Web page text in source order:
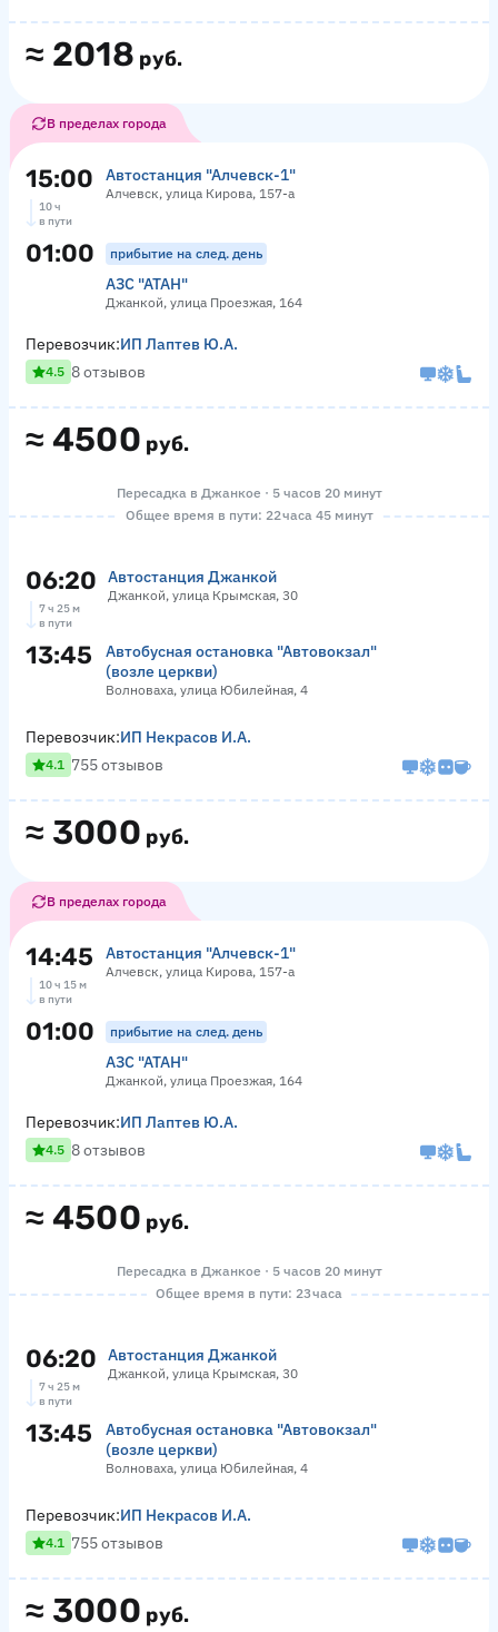
≈ 2018 руб.
В пределах города
15:00 Автостанция "Алчевск-1"
Алчевск, улица Кирова, 157-а
10 ч
в пути
01:00 прибытие на след. день
АЗС "АТАН"
Джанкой, улица Проезжая, 164
≈ 4500 руб.
Перевозчик:ИП Лаптев Ю.А.
4.5 8 отзывов
Пересадка в Джанкое · 5 часов 20 минут
Общее время в пути: 22 часа 45 минут
06:20 Автостанция Джанкой
Джанкой, улица Крымская, 30
7 ч 25 м
в пути
13:45
Автобусная остановка "Автовокзал"
(возле церкви)
Волноваха, улица Юбилейная, 4
≈ 3000 руб.
Перевозчик:ИП Некрасов И.А.
4.1 755 отзывов
В пределах города
14:45 Автостанция "Алчевск-1"
Алчевск, улица Кирова, 157-а
10 ч 15 м
в пути
01:00 прибытие на след. день
АЗС "АТАН"
Джанкой, улица Проезжая, 164
≈ 4500 руб.
Перевозчик:ИП Лаптев Ю.А.
4.5 8 отзывов
Пересадка в Джанкое · 5 часов 20 минут
Общее время в пути: 23 часа
06:20 Автостанция Джанкой
Джанкой, улица Крымская, 30
7 ч 25 м
в пути
13:45
Автобусная остановка "Автовокзал"
(возле церкви)
Волноваха, улица Юбилейная, 4
≈ 3000 руб.
Перевозчик:ИП Некрасов И.А.
4.1 755 отзывов